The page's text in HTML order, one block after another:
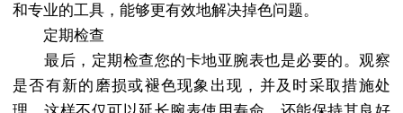
和专业的工具，能够更有效地解决掉色问题。
定期检查
最后，定期检查您的卡地亚腕表也是必要的。观察
是否有新的磨损或褪色现象出现，并及时采取措施处